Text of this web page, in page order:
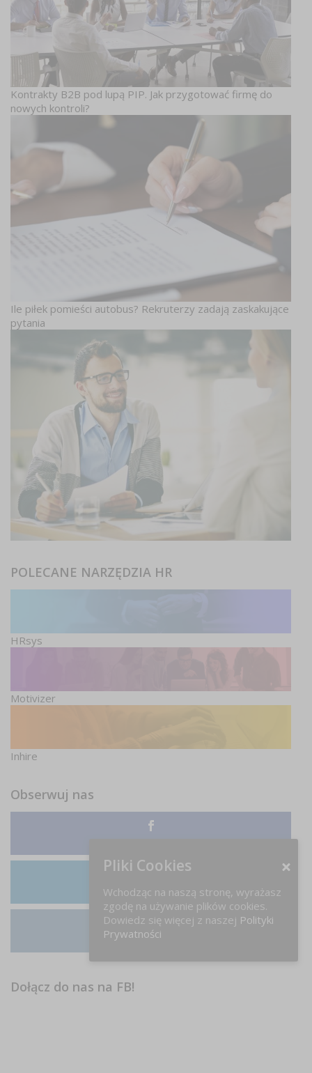
Kontrakty B2B pod lupą PIP. Jak przygotować firmę do
nowych kontroli?
Ile piłek pomieści autobus? Rekruterzy zadają zaskakujące
pytania
POLECANE NARZĘDZIA HR
HRsys
Motivizer
Inhire
Obserwuj nas
LinkedIn
Instagram
Dołącz do nas na FB!
Pliki Cookies
Wchodząc na naszą stronę, wyrażasz
zgodę na używanie plików cookies.
Dowiedz się więcej z naszej Polityki
Prywatności